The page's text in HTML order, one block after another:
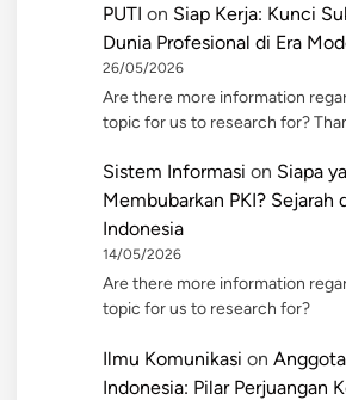
PUTI on Siap Kerja: Kunci
Dunia Profesional di Era
26/05/2026
Are there more information
topic for us to research for?
Sistem Informasi on Siapa
Membubarkan PKI? Sejarah
Indonesia
14/05/2026
Are there more information
topic for us to research for?
Ilmu Komunikasi on
Indonesia: Pilar Perjuangan